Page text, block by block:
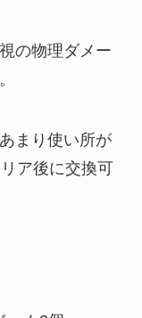
の物理ダメー
まり使い所が
ア後に交換可